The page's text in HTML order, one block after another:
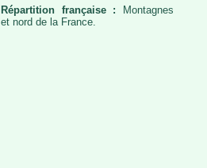
Répartition française :
Montagnes
et nord de la France.